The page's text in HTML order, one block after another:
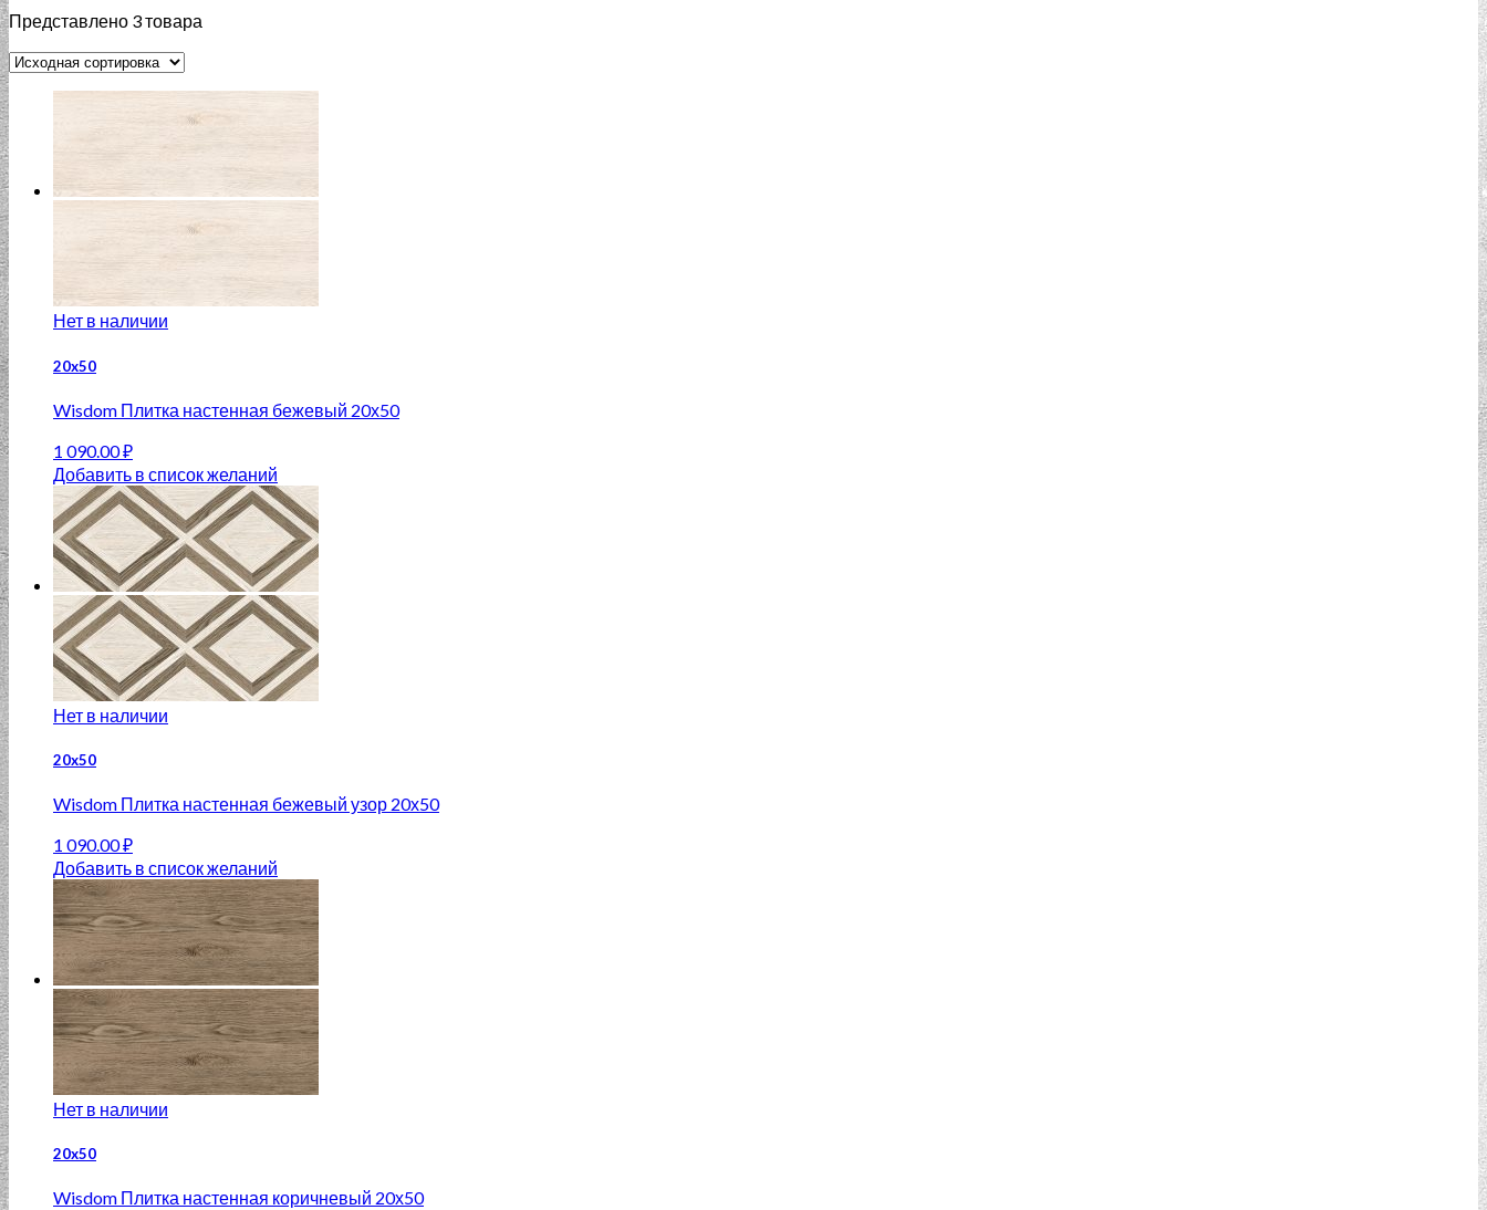
Представлено 3 товара
Нет в наличии
20x50
Wisdom Плитка настенная бежевый 20х50
1 090.00₽
Добавить в список желаний
Нет в наличии
20x50
Wisdom Плитка настенная бежевый узор 20х50
1 090.00₽
Добавить в список желаний
Нет в наличии
20x50
Wisdom Плитка настенная коричневый 20х50